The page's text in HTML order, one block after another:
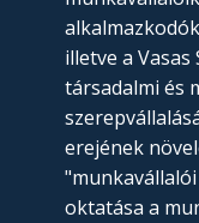
illetve a
társadalmi és
erejének
oktatása a